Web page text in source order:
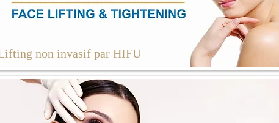
non invasif par HIFU